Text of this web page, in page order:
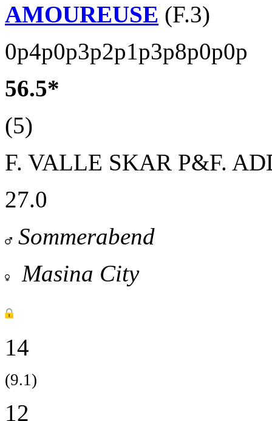
AMOUREUSE (F.3)
0p4p0p3p2p1p3p8p0p0p
56.5*
(5)
F. VALLE SKAR P&F.
27.0
Sommerabend
Masina City
14
(9.1)
12